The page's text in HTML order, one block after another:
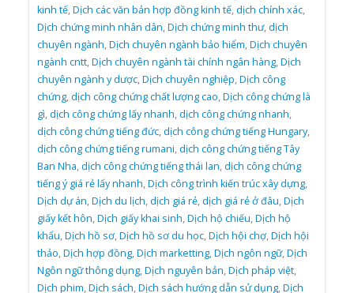
kinh tế,Dịch các văn bản hợp đồng kinh tế,dịch chính xác,
Dịch chứng minh nhân dân,Dịch chứng minh thư,dịch
chuyên ngành,Dịch chuyên ngành bảo hiểm,Dịch chuyên
ngành cntt,Dịch chuyên ngành tài chính ngân hàng,Dịch
chuyên ngành y dược,Dịch chuyên nghiệp,Dịch công
chứng,dịch công chứng chất lượng cao,Dịch công chứng là
gì,dịch công chứng lấy nhanh,dịch công chứng nhanh,
dịch công chứng tiếng đức,dịch công chứng tiếng Hungary,
dịch công chứng tiếng rumani,dịch công chứng tiếng Tây
Ban Nha,dịch công chứng tiếng thái lan,dịch công chứng
tiếng ý giá rẻ lấy nhanh,Dịch công trình kiến trúc xây dựng,
Dịch dự án,Dịch du lịch,dịch giá rẻ,dịch giá rẻ ở đâu,Dịch
giấy kết hôn,Dịch giấy khai sinh,Dịch hộ chiếu,Dịch hộ
khẩu,Dịch hồ sơ,Dịch hồ sơ du học,Dịch hội chợ,Dịch hội
thảo,Dịch hợp đồng,Dịch marketting,Dịch ngôn ngữ,Dịch
Ngôn ngữ thông dụng,Dịch nguyên bản,Dịch pháp việt,
Dịch phim,Dịch sách,Dịch sách hướng dẫn sử dụng,Dịch